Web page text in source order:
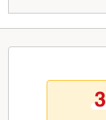
◎ ◎
8/28 8/29